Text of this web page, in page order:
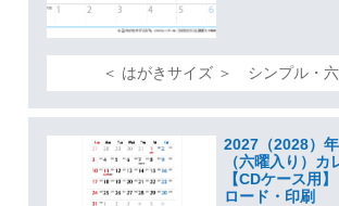
＜ はがきサイズ ＞ シンプル・六
2027（2028）
（六曜入り）
【CDケース用
ロード・印刷